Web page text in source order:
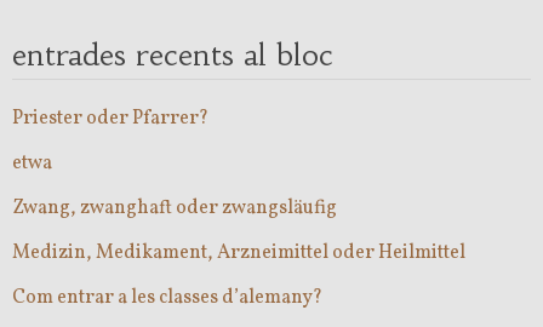
entrades recents al bloc
Priester oder Pfarrer?
etwa
Zwang, zwanghaft oder zwangsläufig
Medizin, Medikament, Arzneimittel oder Heilmittel
Com entrar a les classes d’alemany?